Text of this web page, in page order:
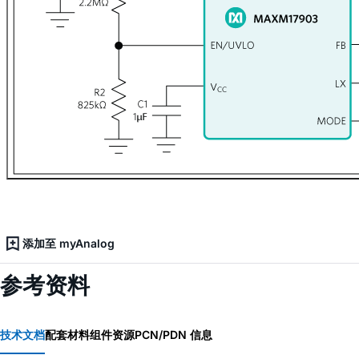
添加至 myAnalog
参考资料
技术文档配套材料组件资源PCN/PDN 信息